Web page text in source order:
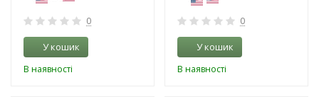
0
У кошик
В наявності
0
У кошик
В наявності